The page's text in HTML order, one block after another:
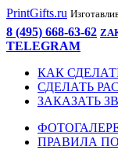
PrintGifts.ru
8 (495) 668-63-62
TELEGRAM
КАК
СДЕЛАТЬ
ЗАКАЗАТЬ
ПРАВИЛА